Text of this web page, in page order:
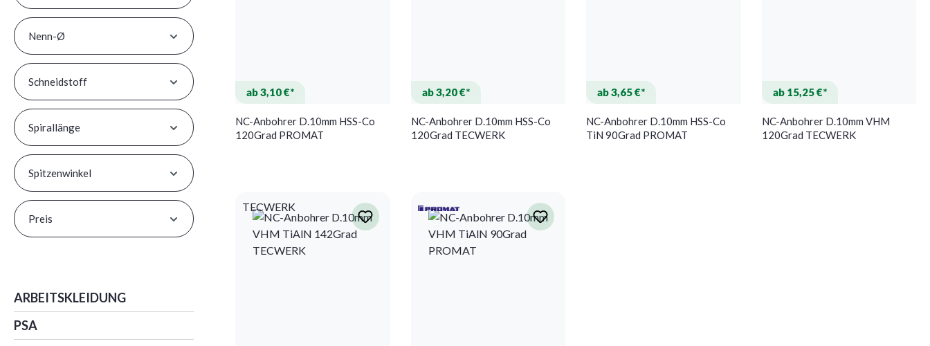
Nenn-Ø
Schneidstoff
Spirallänge
Spitzenwinkel
Preis
ARBEITSKLEIDUNG
PSA
ab 3,10 €*
NC-Anbohrer D.10mm HSS-Co
120Grad PROMAT
ab 3,20 €*
NC-Anbohrer D.10mm HSS-Co
120Grad TECWERK
ab 3,65 €*
NC-Anbohrer D.10mm HSS-Co
TiN 90Grad PROMAT
ab 15,25 €*
NC-Anbohrer D.10mm VHM
120Grad TECWERK
TECWERK